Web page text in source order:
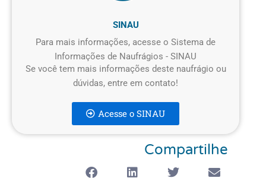
SINAU
Para mais informações, acesse o Sistema de
Informações de Naufrágios - SINAU
Se você tem mais informações deste naufrágio ou
dúvidas, entre em contato!
Acesse o SINAU
Compartilhe